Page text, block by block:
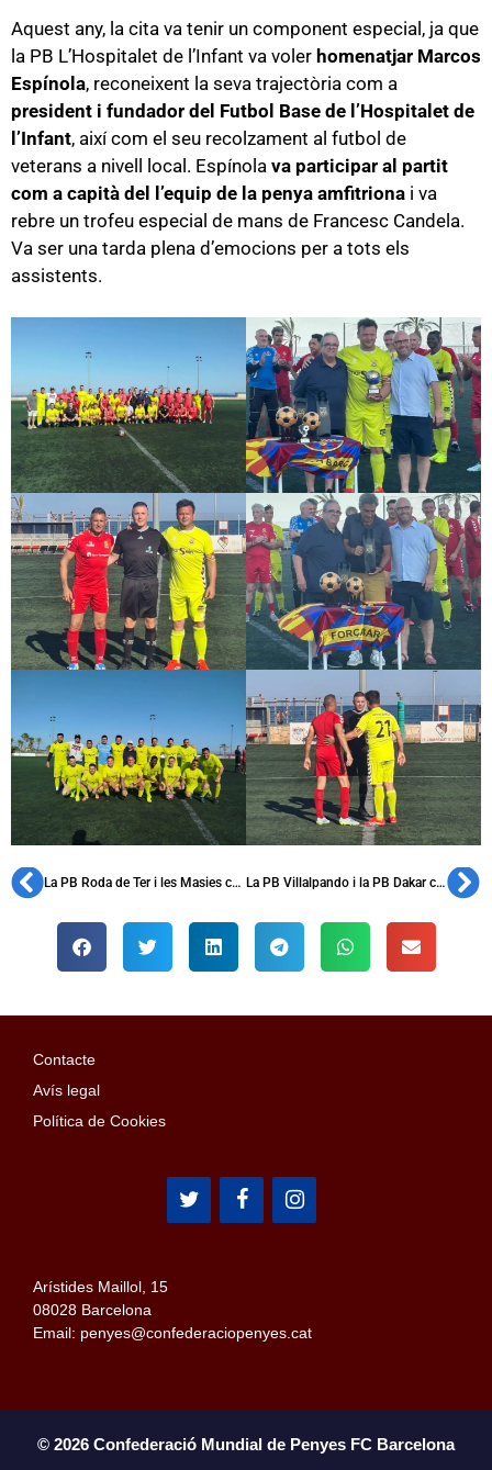
Aquest any, la cita va tenir un component especial, ja que
la PB L’Hospitalet de l’Infant va voler homenatjar Marcos
Espínola, reconeixent la seva trajectòria com a
president i fundador del Futbol Base de l’Hospitalet de
l’Infant, així com el seu recolzament al futbol de
veterans a nivell local. Espínola va participar al partit
com a capità del l’equip de la penya amfitriona i va
rebre un trofeu especial de mans de Francesc Candela.
Va ser una tarda plena d’emocions per a tots els
assistents.
La PB Roda de Ter i les Masies celebra el seu 37è aniversari i homenatja Isidre Costa La PB Villalpando i la PB Dakar commemoren els seus aniversaris
Contacte
Avís legal
Política de Cookies
Arístides Maillol, 15
08028 Barcelona
Email: penyes@confederaciopenyes.cat
© 2026 Confederació Mundial de Penyes FC Barcelona